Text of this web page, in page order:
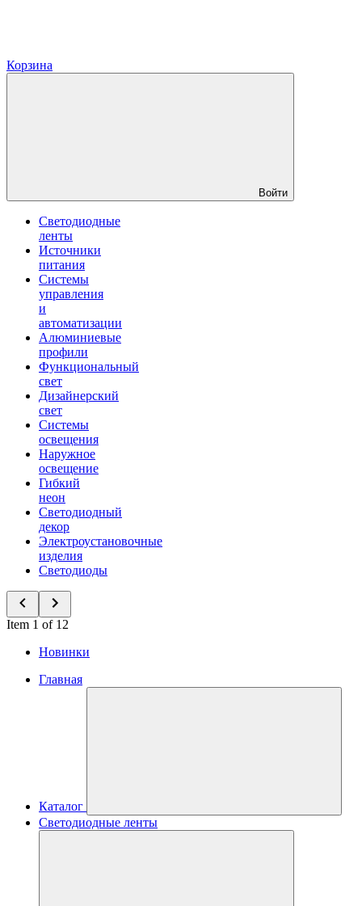
Корзина
Войти
Светодиодные
ленты
Источники
питания
Системы
управления
и
автоматизации
Алюминиевые
профили
Функциональный
свет
Дизайнерский
свет
Системы
освещения
Наружное
освещение
Гибкий
неон
Светодиодный
декор
Электроустановочные
изделия
Светодиоды
Item 1 of 12
Новинки
Главная
Каталог
Светодиодные ленты